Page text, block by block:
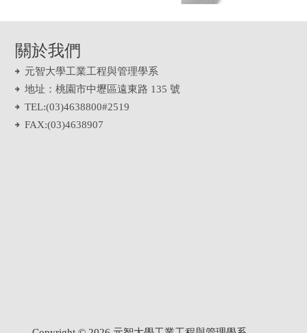
關於我們
元智大學工業工程與管理學系
地址：桃園市中壢區遠東路 135 號
TEL:(03)4638800#2519
FAX:(03)4638907